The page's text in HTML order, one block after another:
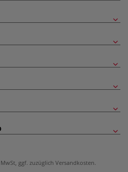
ggf. zuzüglich Versandkosten.